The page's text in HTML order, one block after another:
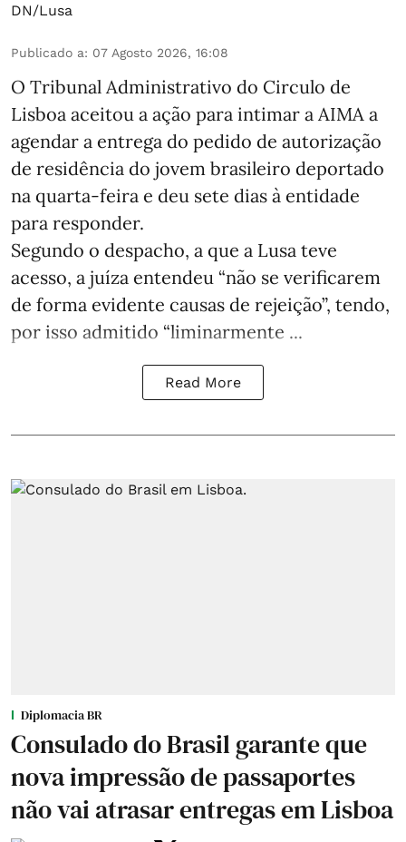
DN/Lusa
Publicado a: 07 Agosto 2026, 16:08
O Tribunal Administrativo do Circulo de
Lisboa aceitou a ação para intimar a AIMA a
agendar a entrega do pedido de autorização
de residência do jovem brasileiro deportado
na quarta-feira e deu sete dias à entidade
para responder.
Segundo o despacho, a que a Lusa teve
acesso, a juíza entendeu “não se verificarem
de forma evidente causas de rejeição”, tendo,
por isso admitido “liminarmente ...
Read More
Diplomacia BR
Consulado do Brasil garante que
nova impressão de passaportes
não vai atrasar entregas em Lisboa